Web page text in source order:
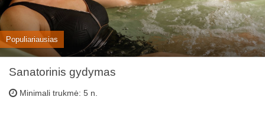
Populiariausias
Sanatorinis gydymas
Minimali trukmė: 5 n.